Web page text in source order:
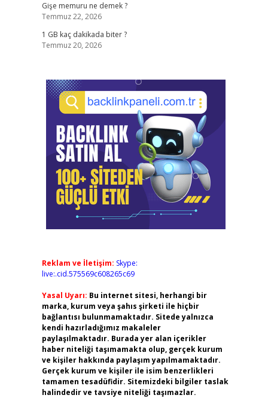
Gişe memuru ne demek ?
Temmuz 22, 2026
1 GB kaç dakikada biter ?
Temmuz 20, 2026
Reklam ve İletişim: Skype:
live:.cid.575569c608265c69
Yasal Uyarı: Bu internet sitesi, herhangi bir
marka, kurum veya şahıs şirketi ile hiçbir
bağlantısı bulunmamaktadır. Sitede yalnızca
kendi hazırladığımız makaleler
paylaşılmaktadır. Burada yer alan içerikler
haber niteliği taşımamakta olup, gerçek kurum
ve kişiler hakkında paylaşım yapılmamaktadır.
Gerçek kurum ve kişiler ile isim benzerlikleri
tamamen tesadüfidir. Sitemizdeki bilgiler taslak
halindedir ve tavsiye niteliği taşımazlar.